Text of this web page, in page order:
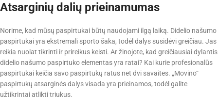
Atsarginių dalių prieinamumas
Norime, kad mūsų paspirtukai būtų naudojami ilgą laiką. Didelio našumo
paspirtukai yra ekstremali sporto šaka, todėl dalys susidėvi greičiau. Jas
reikia nuolat tikrinti ir prireikus keisti. Ar žinojote, kad greičiausiai dylantis
didelio našumo paspirtuko elementas yra ratai? Kai kurie profesionalūs
paspirtukai keičia savo paspirtukų ratus net dvi savaites. „Movino“
paspirtukų atsarginės dalys visada yra prieinamos, todėl galite
užtikrintai atlikti triukus.